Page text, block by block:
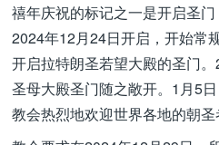
禧年庆祝的标记之一是开启圣
2024年12月24日开启，开始常
开启拉特朗圣若望大殿的圣门
圣母大殿圣门随之敞开。1月5
教会热烈地欢迎世界各地的朝圣